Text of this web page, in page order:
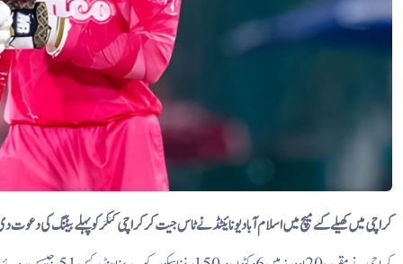
کراچی میں کھیلے گئے میچ میں اسلام آباد یونائیٹڈ نے ٹاس جیت کر کراچی کنگز کو پہلے بیٹنگ کی